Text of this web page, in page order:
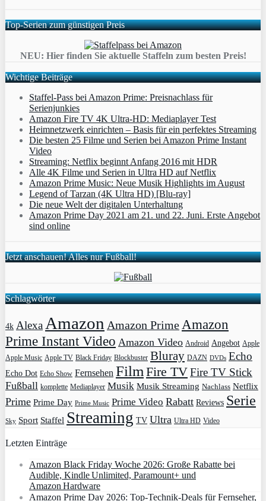
Top-Serien zum günstigen Preis
NEU: Hier finden Sie aktuelle Staffeln zum besten Preis!
Wichtige Beiträge
Staffel-Pass bei Amazon Prime: Preisnachlass für
Serienjunkies
Amazon Fire TV 4K Ultra-HD: Mediaplayer Test
Heimnetzwerk einrichten – Basis für ein perfektes Streaming
Die besten 25 Filme und Serien bei Amazon Prime Instant
Video
Streaming: Netflix beginnt Anfang 2016 mit HDR
Alle 4K Filme und Serien in Ultra HD auf Netflix
Amazon Prime Music: Neue Musik Highlights im August
Legend of Tarzan (4K Ultra HD) [Blu-ray]
Die neue Welt der digitalen Unterhaltung
Amazon Prime Day 2021 am 21. und 22. Juni. Erste Angebot
sind online
Jetzt anschauen! Alles nur Fußball!
Schlagwörter
4k AlexaAmazon Amazon PrimeAmazon
Prime Instant Video Amazon Video Android Angebot Apple
Apple Music Apple TV Black Friday Blockbuster Bluray DAZN DVDs Echo
Echo Dot Echo Show Fernsehen FilmFire TVFire TV Stick
Fußball komplette Mediaplayer Musik Musik Streaming Nachlass Netflix
Prime Prime Day Prime Music Prime Video Rabatt Reviews Serie
Sky Sport Staffel Streaming TV Ultra Ultra HD Video
Letzten Einträge
Amazon Black Friday Woche 2026: Große Rabatte bei
Audible, Kindle Unlimited, Paramount+ und
Amazon Hardware
Amazon Prime Day 2026: Top-Technik-Deals für Fernseher,